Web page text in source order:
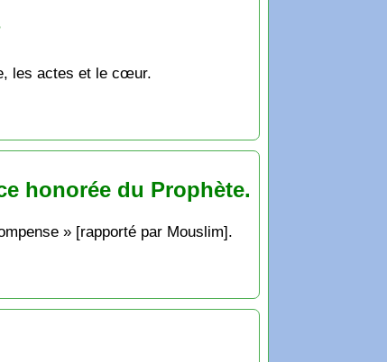
les actes et le cœur.
honorée du Prophète.
» [rapporté par Mouslim].